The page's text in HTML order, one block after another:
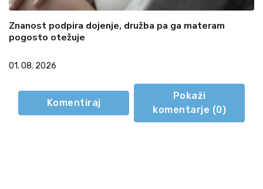
Znanost podpira dojenje, družba pa ga materam
pogosto otežuje
01. 08. 2026
Komentiraj
Pokaži
komentarje (0)